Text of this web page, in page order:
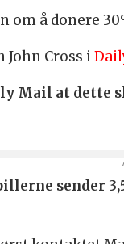
om å donere
John Cross i
Mail at dette
sender